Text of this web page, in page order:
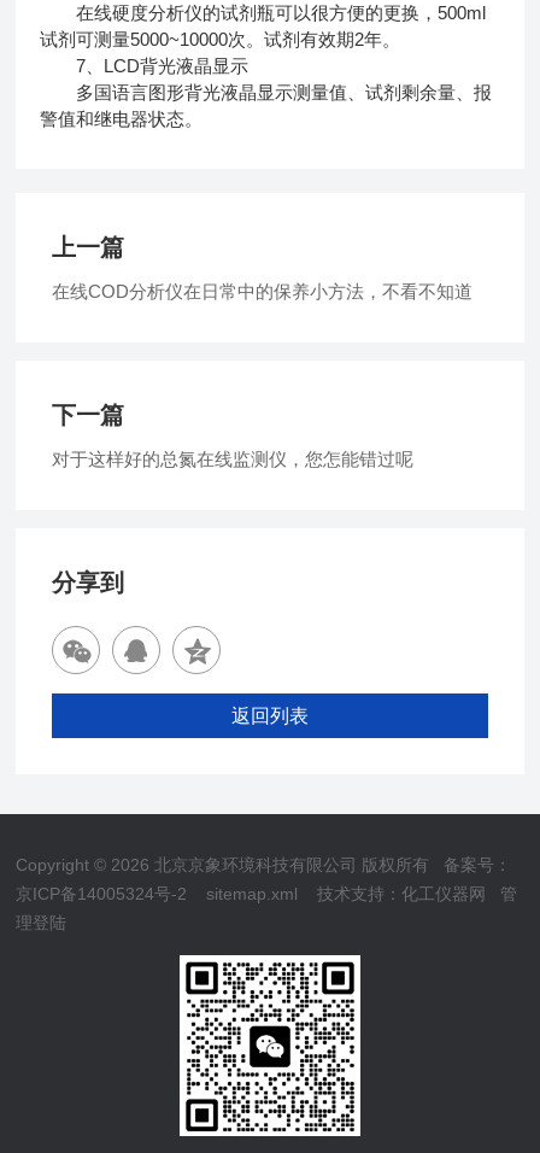
在线硬度分析仪的试剂瓶可以很方便的更换，500ml
试剂可测量5000~10000次。试剂有效期2年。
7、LCD背光液晶显示
多国语言图形背光液晶显示测量值、试剂剩余量、报
警值和继电器状态。
上一篇
在线COD分析仪在日常中的保养小方法，不看不知道
下一篇
对于这样好的总氮在线监测仪，您怎能错过呢
分享到
返回列表
Copyright © 2026 北京京象环境科技有限公司 版权所有 备案号：
京ICP备14005324号-2
sitemap.xml 技术支持：化工仪器网
管
理登陆